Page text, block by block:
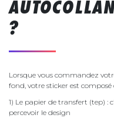
?
Lorsque vous commandez
fond, votre sticker est composé
1) Le papier de transfert (tep) :
percevoir le design